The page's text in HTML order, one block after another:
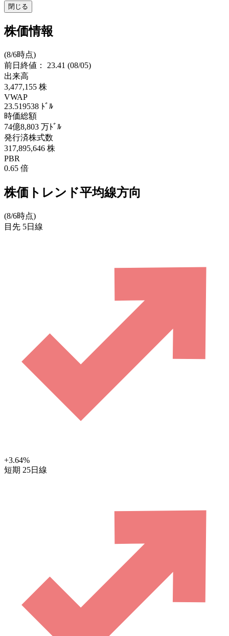
閉じる
株価情報
(8/6時点)
前日終値： 23.41 (08/05)
出来高
3,477,155 株
VWAP
23.519538 ﾄﾞﾙ
時価総額
74億8,803 万ﾄﾞﾙ
発行済株式数
317,895,646 株
PBR
0.65 倍
株価トレンド平均線方向
(8/6時点)
目先 5日線
+3.64%
短期 25日線